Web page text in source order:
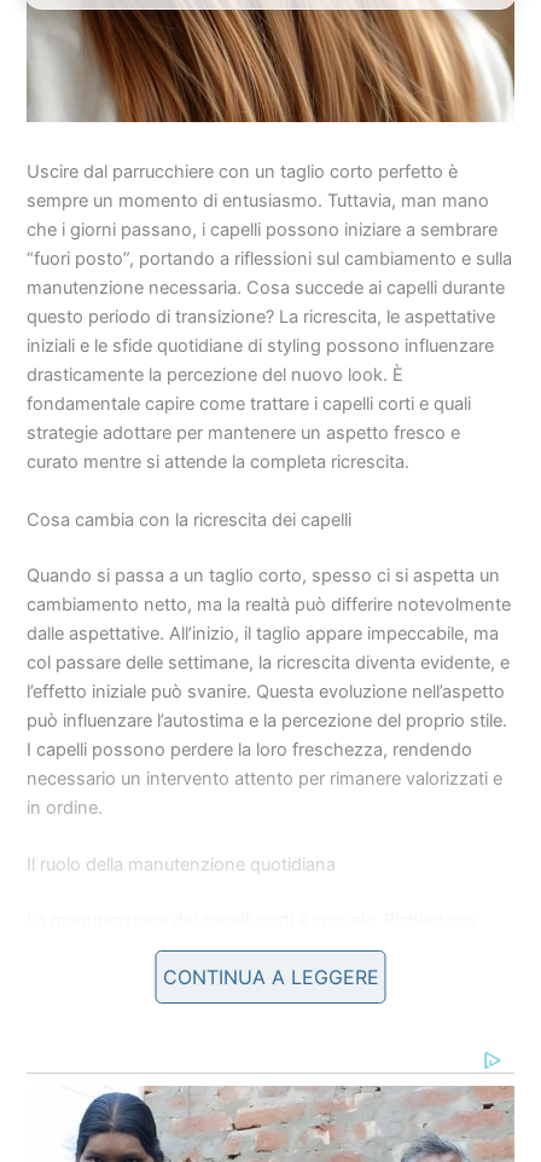
Uscire dal parrucchiere con un taglio corto perfetto è
sempre un momento di entusiasmo. Tuttavia, man mano
che i giorni passano, i capelli possono iniziare a sembrare
“fuori posto”, portando a riflessioni sul cambiamento e sulla
manutenzione necessaria. Cosa succede ai capelli durante
questo periodo di transizione? La ricrescita, le aspettative
iniziali e le sfide quotidiane di styling possono influenzare
drasticamente la percezione del nuovo look. È
fondamentale capire come trattare i capelli corti e quali
strategie adottare per mantenere un aspetto fresco e
curato mentre si attende la completa ricrescita.
Cosa cambia con la ricrescita dei capelli
Quando si passa a un taglio corto, spesso ci si aspetta un
cambiamento netto, ma la realtà può differire notevolmente
dalle aspettative. All’inizio, il taglio appare impeccabile, ma
col passare delle settimane, la ricrescita diventa evidente, e
l’effetto iniziale può svanire. Questa evoluzione nell’aspetto
può influenzare l’autostima e la percezione del proprio stile.
I capelli possono perdere la loro freschezza, rendendo
necessario un intervento attento per rimanere valorizzati e
in ordine.
Il ruolo della manutenzione quotidiana
attenzione e prodotti specifici per evidenziare il taglio e
mantenerlo curato. Uno styling approssimativo può far
sembrare i capelli trascurati. È importante stabilire una
prodotti di styling per dare vita e struttura al taglio, evitando
che si presenti in maniera disordinata.
CONTINUA A LEGGERE